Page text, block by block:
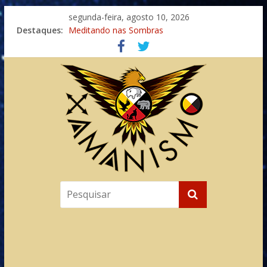
segunda-feira, agosto 10, 2026
Destaques: Meditando nas Sombras
Autosuficiência: A Jornada do Espírito Ancestral
Xamanismo Universal
Totens – Caminho Espiritual – Crescimento
Imaginação na Cura